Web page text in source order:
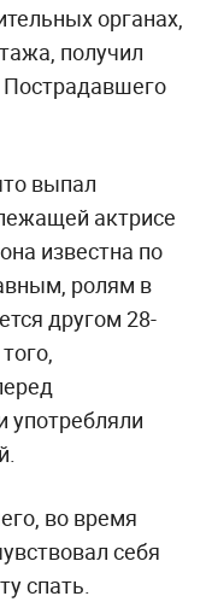
органах,
получил
выпал
актрисе
известна по
ролям в
другом 28-
во время
себя
спать.